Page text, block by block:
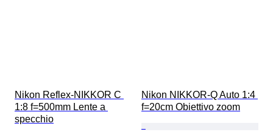
Nikon Reflex-NIKKOR C
1:8 f=500mm Lente a
specchio
Nikon NIKKOR-Q Auto 1:4
f=20cm Obiettivo zoom